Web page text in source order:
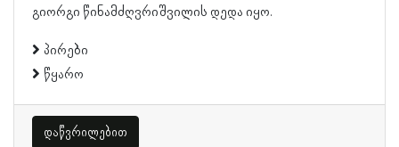
გიორგი წინამძღვრიშვილის დედა იყო.
პირები
წყარო
დაწვრილებით